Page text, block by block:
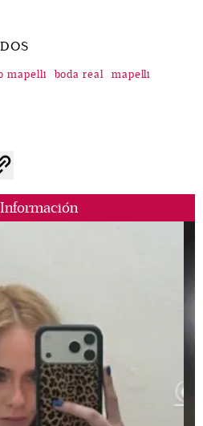
mapelli boda real
mapelli